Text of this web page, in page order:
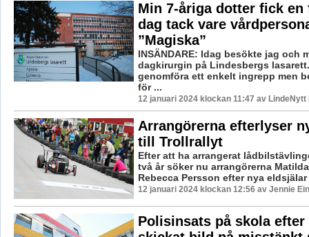
Min 7-åriga dotter fick en
dag tack vare
”Magiska”
INSÄNDARE: Idag besökte jag och
dagkirurgin på Lindesbergs
genomföra ett enkelt ingrepp men
för ...
12 januari 2024 klockan 11:47 av LindeNytt
Arrangörerna efterlyser
till Trollrallyt
Efter att ha arrangerat
två år söker nu arrangörerna
Rebecca Persson efter nya eldsjälar
12 januari 2024 klockan 12:56 av Jennie
Polisinsats på skola efter